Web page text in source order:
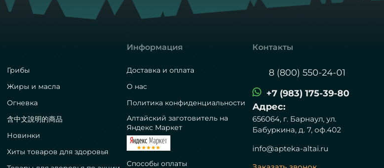
Грибы
Жиры и масла
Огневка
含中文說明的商品
Новинки
Хиты товаров для здоровья
Информация
Доставка и оплата
О нас
Политика конфиденциальности
Алтайский заготовитель на
Яндекс Маркет
Способы оплаты
Контакты
8 (800) 550-24-01
+7 (983) 175-39-80
Адрес:
656064, г. Барнаул, ул.
Бабуркина, д. 7, оф.402
info@apteka-altai.ru